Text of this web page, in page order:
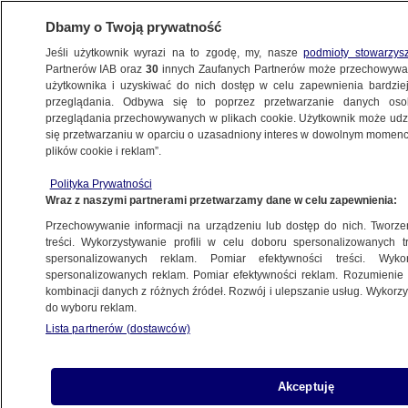
PILNE Ukraina wydała zgodę na kolejne ekshumacje
ŚWIAT
Gry, które "w tym momencie historii są
niebezpieczne"
8.02.2024, 21:19
Udostępnij
Dbamy o Twoją prywatność
Jeśli użytkownik wyrazi na to zgodę, my, naszepodmioty
Partnerów IAB oraz30 innych Zaufanych Partnerów może
użytkownika i uzyskiwać do nich dostęp w celu zapewnienia
przeglądania. Odbywa się to poprzez przetwarzanie danych
przeglądania przechowywanych w plikach cookie. Użytkownik może
się przetwarzaniu w oparciu o uzasadniony interes w dowolnym
plików cookie i reklam”.
Polityka Prywatności
Wraz z naszymi partnerami przetwarzamy dane w celu zapewnienia:
Przechowywanie informacji na urządzeniu lub dostęp do nich.
treści. Wykorzystywanie profili w celu doboru spersonalizowanych
spersonalizowanych reklam. Pomiar efektywności treści.
spersonalizowanych reklam. Pomiar efektywności reklam.
kombinacji danych z różnych źródeł. Rozwój i ulepszanie usług.
do wyboru reklam.
Lista partnerów (dostawców)
Akceptuję